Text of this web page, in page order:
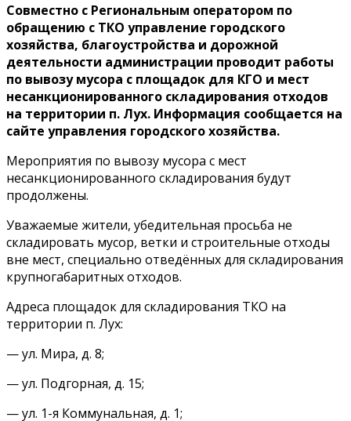
Совместно с Региональным оператором по
обращению с ТКО управление городского
хозяйства, благоустройства и дорожной
деятельности администрации проводит работы
по вывозу мусора с площадок для КГО и мест
несанкционированного складирования отходов
на территории п. Лух. Информация сообщается на
сайте управления городского хозяйства.
Мероприятия по вывозу мусора с мест
несанкционированного складирования будут
продолжены.
Уважаемые жители, убедительная просьба не
складировать мусор, ветки и строительные отходы
вне мест, специально отведённых для складирования
крупногабаритных отходов.
Адреса площадок для складирования ТКО на
территории п. Лух:
— ул. Мира, д. 8;
— ул. Подгорная, д. 15;
— ул. 1-я Коммунальная, д. 1;